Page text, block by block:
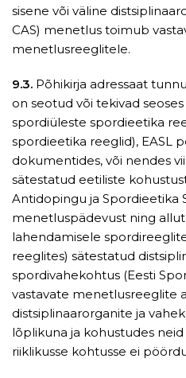
sisene või väline
CAS) menetlus toimub
menetlusreeglitele.
9.3. Põhikirja adressaat
on seotud või tekivad seoses
spordiüleste spordieetika
spordieetika reeglid), EASL
dokumentides, või nendes
sätestatud eetiliste
Antidopingu ja Spordieetika
menetluspädevust ning
lahendamisele
reeglites) sätestatud
spordivahekohtus (Eesti
vastavate menetlusreeglite
distsiplinaarorganite ja
lõplikuna ja kohustudes
riiklikusse kohtusse ei